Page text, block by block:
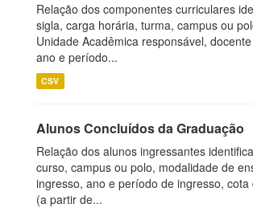
Relação dos componentes curriculares
sigla, carga horária, turma, campus ou
Unidade Acadêmica responsável,
ano e período...
CSV
Alunos Concluídos da Graduação
Relação dos alunos ingressantes
curso, campus ou polo, modalidade de
ingresso, ano e período de ingresso, cota
(a partir de...